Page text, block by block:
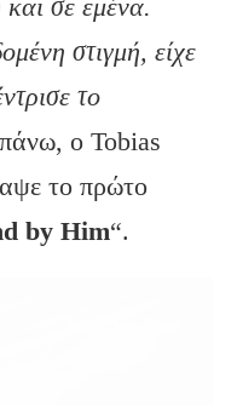
σε εμένα.
στιγμή, είχε
το
ο Tobias
το πρώτο
by Him“.